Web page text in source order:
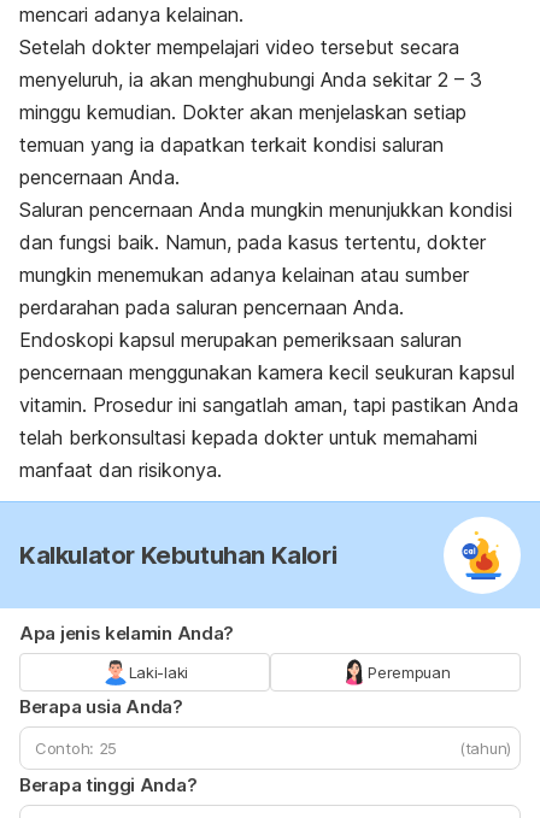
mencari adanya kelainan.
Setelah dokter mempelajari video tersebut secara
menyeluruh, ia akan menghubungi Anda sekitar 2 – 3
minggu kemudian. Dokter akan menjelaskan setiap
temuan yang ia dapatkan terkait kondisi saluran
pencernaan Anda.
Saluran pencernaan Anda mungkin menunjukkan kondisi
dan fungsi baik. Namun, pada kasus tertentu, dokter
mungkin menemukan adanya kelainan atau sumber
perdarahan pada saluran pencernaan Anda.
Endoskopi kapsul merupakan pemeriksaan saluran
pencernaan menggunakan kamera kecil seukuran kapsul
vitamin. Prosedur ini sangatlah aman, tapi pastikan Anda
telah berkonsultasi kepada dokter untuk memahami
manfaat dan risikonya.
Kalkulator Kebutuhan Kalori
Apa jenis kelamin Anda?
Laki-laki Perempuan
Berapa usia Anda?
(tahun)
Berapa tinggi Anda?